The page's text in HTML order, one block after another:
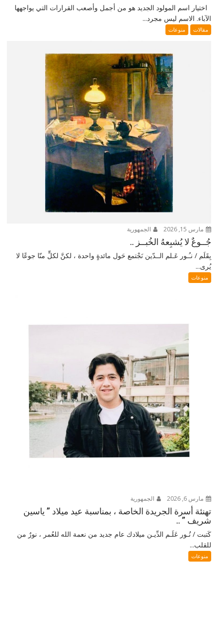
اختيار اسم المولود الجديد هو من أجمل وأصعب القرارات التي يواجهها
الآباء. الاسم ليس مجرد...
مقالات منوعات
مارس 15, 2026 الجمهورية
جُــوعٌ لا يُشبِعهُ الخُبــز ..
بِقَلَم / نـُـور عَـلم الــدّين نَجْتمع حَول مائدةٍ واحدة ، لكنَّ لكلٍّ منّا جوعًا لا
يُرى...
منوعات
مارس 6, 2026 الجمهورية
تهنئة أسرة الجريدة الخاصة ، بمناسبة عيد ميلاد ” ياسين
شريف ” ..
كَتبت / نُـور عَلَـم الدِّيـن ميلادك عام جديد من نعمة الله للعُمر ، نورٌ من
للقلب...
منوعات